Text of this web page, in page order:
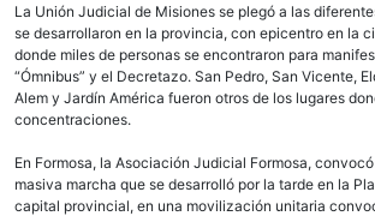
La Unión Judicial de Misiones se plegó a las
se desarrollaron en la provincia, con epicentro en la
donde miles de personas se encontraron para
“Ómnibus” y el Decretazo. San Pedro, San Vicente,
Alem y Jardín América fueron otros de los lugares
concentraciones.
En Formosa, la Asociación Judicial Formosa,
masiva marcha que se desarrolló por la tarde en la
capital provincial, en una movilización unitaria